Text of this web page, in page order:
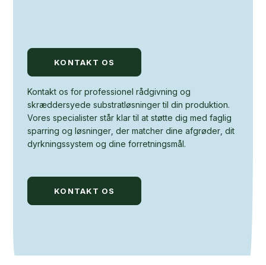
KONTAKT OS
Kontakt os for professionel rådgivning og
skræddersyede substratløsninger til din produktion.
Vores specialister står klar til at støtte dig med faglig
sparring og løsninger, der matcher dine afgrøder, dit
dyrkningssystem og dine forretningsmål.
KONTAKT OS